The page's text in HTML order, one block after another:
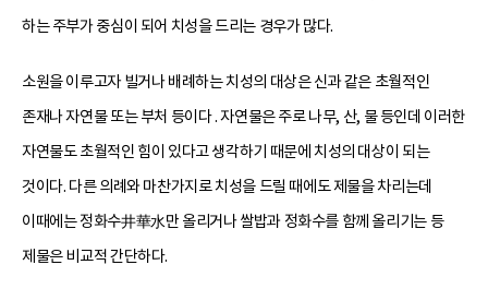
하는 주부가 중심이 되어 치성을 드리는 경우가 많다.
소원을 이루고자 빌거나 배례하는 치성의 대상은 신과 같은 초월적인
존재나 자연물 또는 부처 등이다 . 자연물은 주로 나무, 산, 물 등인데 이러한
자연물도 초월적인 힘이 있다고 생각하기 때문에 치성의 대상이 되는
것이다. 다른 의례와 마찬가지로 치성을 드릴 때에도 제물을 차리는데
이때에는 정화수井華水만 올리거나 쌀밥과 정화수를 함께 올리기는 등
제물은 비교적 간단하다.